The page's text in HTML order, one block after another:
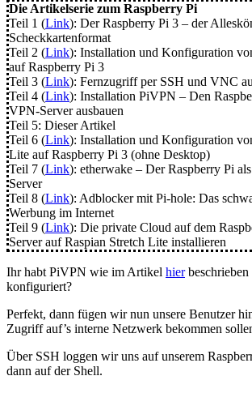
Die Artikelserie zum Raspberry Pi
Teil 1 (Link): Der Raspberry Pi 3 – der
Scheckkartenformat
Teil 2 (Link): Installation und Konfiguration
auf Raspberry Pi 3
Teil 3 (Link): Fernzugriff per SSH und VNC
Teil 4 (Link): Installation PiVPN – Den
VPN-Server ausbauen
Teil 5: Dieser Artikel
Teil 6 (Link): Installation und Konfiguration
Lite auf Raspberry Pi 3 (ohne Desktop)
Teil 7 (Link): etherwake – Der Raspberry Pi
Server
Teil 8 (Link): Adblocker mit Pi-hole: Das
Werbung im Internet
Teil 9 (Link): Die private Cloud auf dem
Server auf Raspian Stretch Lite installieren
Ihr habt PiVPN wie im Artikel hierbeschrieben
konfiguriert?
Perfekt, dann fügen wir nun unsere Benutzer
Zugriff auf’s interne Netzwerk bekommen
Über SSH loggen wir uns auf unserem
dann auf der Shell.